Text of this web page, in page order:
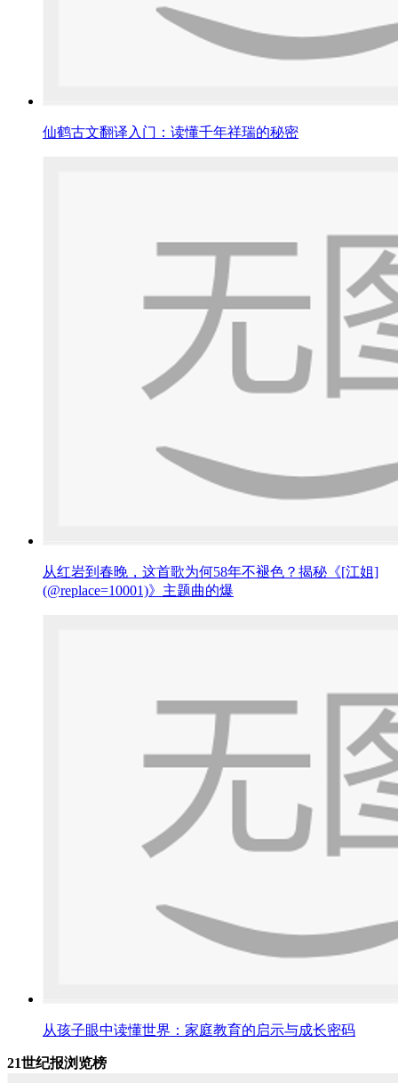
仙鹤古文翻译入门：读懂千年祥瑞的秘密
从红岩到春晚，这首歌为何58年不褪色？揭秘《[江姐]
(@replace=10001)》主题曲的爆
从孩子眼中读懂世界：家庭教育的启示与成长密码
21世纪报浏览榜